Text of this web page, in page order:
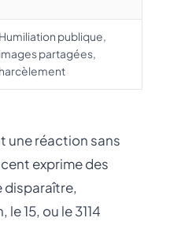
Humiliation publique,
images partagées,
harcèlement
une réaction sans
exprime des
disparaître,
15, ou le 3114